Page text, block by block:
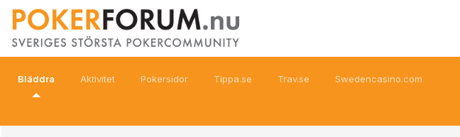
Bläddra Aktivitet Pokersidor Tippa.se Trav.se Swedencasino.com